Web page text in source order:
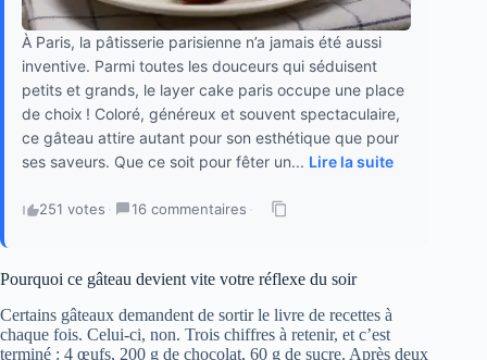
À Paris, la pâtisserie parisienne n’a jamais été aussi
inventive. Parmi toutes les douceurs qui séduisent
petits et grands, le layer cake paris occupe une place
de choix ! Coloré, généreux et souvent spectaculaire,
ce gâteau attire autant pour son esthétique que pour
ses saveurs. Que ce soit pour fêter un... Lire la suite
251 votes · 16 commentaires ·
Pourquoi ce gâteau devient vite votre réflexe du soir
Certains gâteaux demandent de sortir le livre de recettes à
chaque fois. Celui-ci, non. Trois chiffres à retenir, et c’est
terminé : 4 œufs, 200 g de chocolat, 60 g de sucre. Après deux